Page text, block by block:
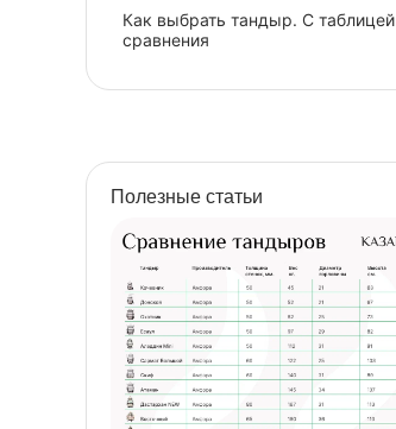
Как выбрать тандыр. С таблицей
сравнения
Полезные статьи